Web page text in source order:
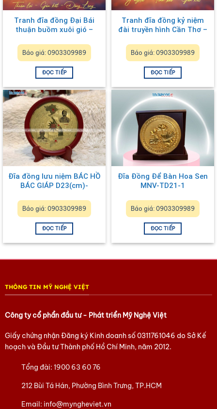
Tranh đĩa đồng Đại Bái
thuận buồm xuôi gió –
Báo giá: 0903309989
ĐỌC TIẾP
Tranh đĩa đồng kỷ niệm
đài truyền hình Cần Thơ –
Báo giá: 0903309989
ĐỌC TIẾP
Đĩa đồng lưu niệm BÁC HỒ
BÁC GIÁP D23(cm)-
Báo giá: 0903309989
ĐỌC TIẾP
Đĩa Đồng Để Bàn Hoa Sen
MNV-TD21-1
Báo giá: 0903309989
ĐỌC TIẾP
THÔNG TIN MỸ NGHỆ VIỆT
Công ty cổ phẩn đầu tư - Phát triển Mỹ Nghệ Việt
Giấy chứng nhận Đăng ký Kinh doanh số0311761046 do Sở Kế
hoạch và Đầu tư Thành phố Hồ Chí Minh, năm 2012.
Tổng đài:1900 63 60 76
212 Bùi Tá Hán, Phường Bình Trưng, TP.HCM
Email: info@myngheviet.vn